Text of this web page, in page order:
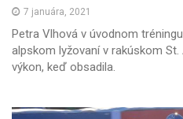
7 januára, 2021
Petra Vlhová v úvodnom
alpskom lyžovaní v rakúskom
výkon, keď obsadila.